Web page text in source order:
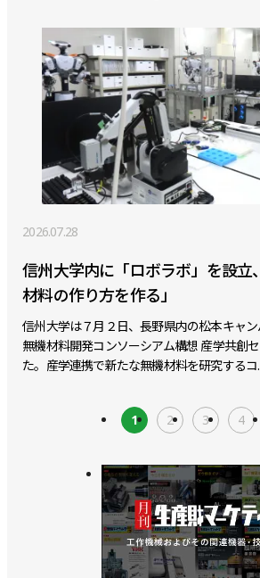
2026.07.28
信州大学内に「ロボラボ」を設立
材料の作り方を作る」
信州大学は７月２日、長野県内の松本キャ
無機材料開発コンソーシアム構想 産学共創
た。産学連携で新たな無機材料を研究する
1 2 3 4